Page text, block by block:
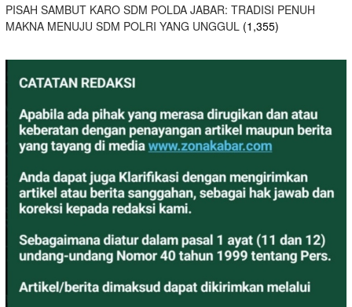
PISAH SAMBUT KARO SDM POLDA JABAR: TRADISI PENUH
MAKNA MENUJU SDM POLRI YANG UNGGUL (1,355)